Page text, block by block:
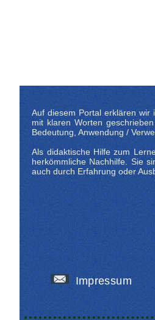
Auf diesem Portal erklären wir
mit klaren Worten
Bedeutung, Anwendung /
Als didaktische Hilfe zum
herkömmliche Nachhilfe. Sie
auch durch Erfahrung oder
Impressum